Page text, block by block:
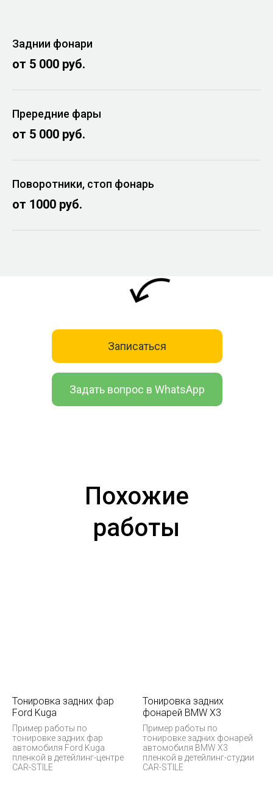
Заднии фонари
от 5 000 руб.
Прередние фары
от 5 000 руб.
Поворотники, стоп фонарь
от 1000 руб.
Задать вопрос в WhatsApp
Записаться
Похожие
работы
Тонировка задних фар
Ford Kuga
Пример работы по
тонировке задних фар
автомобиля Ford Kuga
пленкой в детейлинг-центре
CAR-STILE
Тонировка задних
фонарей BMW X3
Пример работы по
тонировке задних фонарей
автомобиля BMW X3
пленкой в детейлинг-студии
CAR-STILE